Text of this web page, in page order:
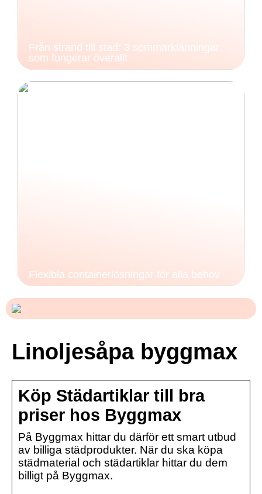
Från strand till stad: 3 sommarklänningar
som fungerar överallt
Flexibla containerlösningar för alla behov
Linoljesåpa byggmax
Köp Städartiklar till bra
priser hos Byggmax
På Byggmax hittar du därför ett smart utbud
av billiga städprodukter. När du ska köpa
städmaterial och städartiklar hittar du dem
billigt på Byggmax.